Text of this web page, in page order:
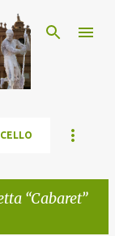
Cabaret